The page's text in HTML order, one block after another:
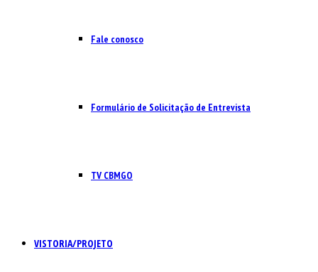
Fale conosco
Formulário de Solicitação de Entrevista
TV CBMGO
VISTORIA/PROJETO